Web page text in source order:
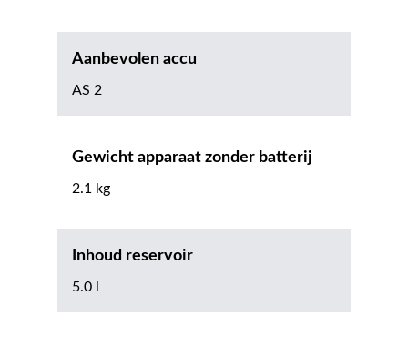
Aanbevolen accu
AS 2
Gewicht apparaat zonder batterij
2.1 kg
Inhoud reservoir
5.0 l